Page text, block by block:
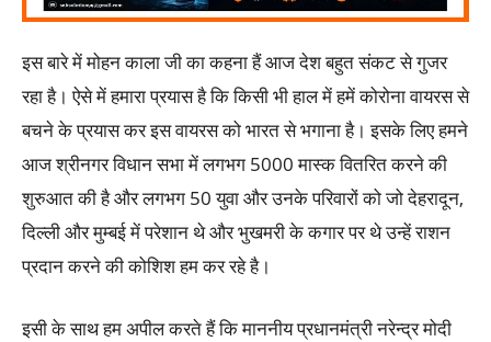
इस बारे में मोहन काला जी का कहना हैं आज देश बहुत संकट से गुजर
रहा है। ऐसे में हमारा प्रयास है कि किसी भी हाल में हमें कोरोना वायरस से
बचने के प्रयास कर इस वायरस को भारत से भगाना है। इसके लिए हमने
आज श्रीनगर विधान सभा में लगभग 5000 मास्क वितरित करने की
शुरुआत की है और लगभग 50 युवा और उनके परिवारों को जो देहरादून,
दिल्ली और मुम्बई में परेशान थे और भुखमरी के कगार पर थे उन्हें राशन
प्रदान करने की कोशिश हम कर रहे है।
इसी के साथ हम अपील करते हैं कि माननीय प्रधानमंत्री नरेन्द्र मोदी